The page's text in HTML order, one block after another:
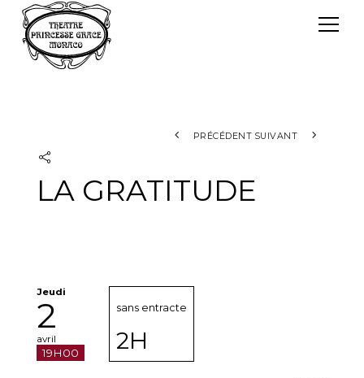
Le TPG
PRÉCÉDENT SUIVANT
LA GRATITUDE
Jeudi
2
avril
19H00
sans entracte
2H
Panneau de gestion des cookies